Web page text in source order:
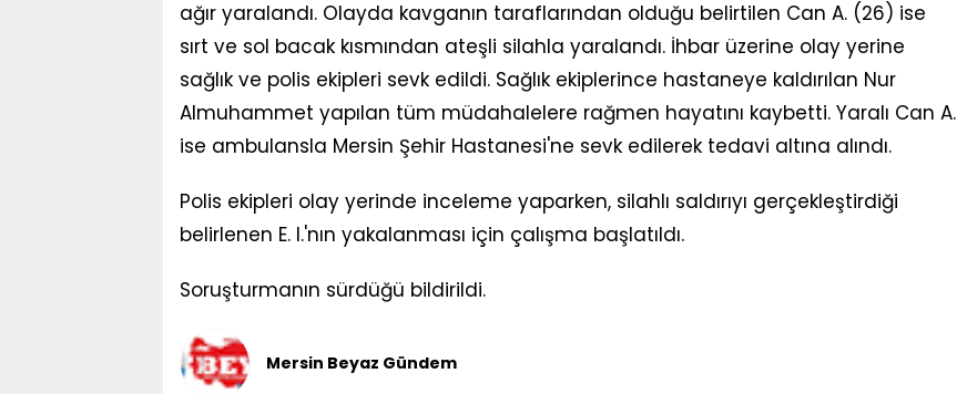
ağır yaralandı. Olayda kavganın taraflarından olduğu belirtilen Can A. (26) ise
sırt ve sol bacak kısmından ateşli silahla yaralandı. İhbar üzerine olay yerine
sağlık ve polis ekipleri sevk edildi. Sağlık ekiplerince hastaneye kaldırılan Nur
Almuhammet yapılan tüm müdahalelere rağmen hayatını kaybetti. Yaralı Can A.
ise ambulansla Mersin Şehir Hastanesi'ne sevk edilerek tedavi altına alındı.
Polis ekipleri olay yerinde inceleme yaparken, silahlı saldırıyı gerçekleştirdiği
belirlenen E. I.'nın yakalanması için çalışma başlatıldı.
Soruşturmanın sürdüğü bildirildi.
Mersin Beyaz Gündem